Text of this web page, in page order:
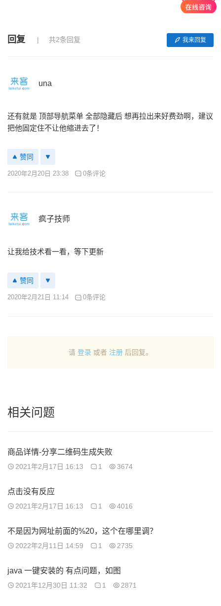
回复 共2条回复 我来回复
una
还有就是 顶部导航菜单 全部隐藏后 想再拉出来好费劲啊，建议
把他固定住不让他缩进去了！
赞同
2020年2月20日 23:38 0条评论
疯子技师
让我给技术看一看，等下更新
赞同
2020年2月21日 11:14 0条评论
请 登录 或者 注册 后回复。
相关问题
商品详情-分享二维码生成失败
2021年2月17日 16:13 1 3674
点击没有反应
2021年2月17日 16:13 1 4016
不是因为网址前面的%20，这个在哪里调？
2022年2月11日 14:59 1 2735
java 一键安装的 有点问题，如图
2021年12月30日 11:32 1 2871